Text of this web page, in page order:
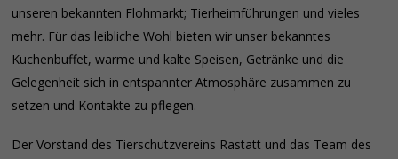
unseren bekannten Flohmarkt; Tierheimführungen und vieles
mehr. Für das leibliche Wohl bieten wir unser bekanntes
Kuchenbuffet, warme und kalte Speisen, Getränke und die
Gelegenheit sich in entspannter Atmosphäre zusammen zu
setzen und Kontakte zu pflegen.
Der Vorstand des Tierschutzvereins Rastatt und das Team des